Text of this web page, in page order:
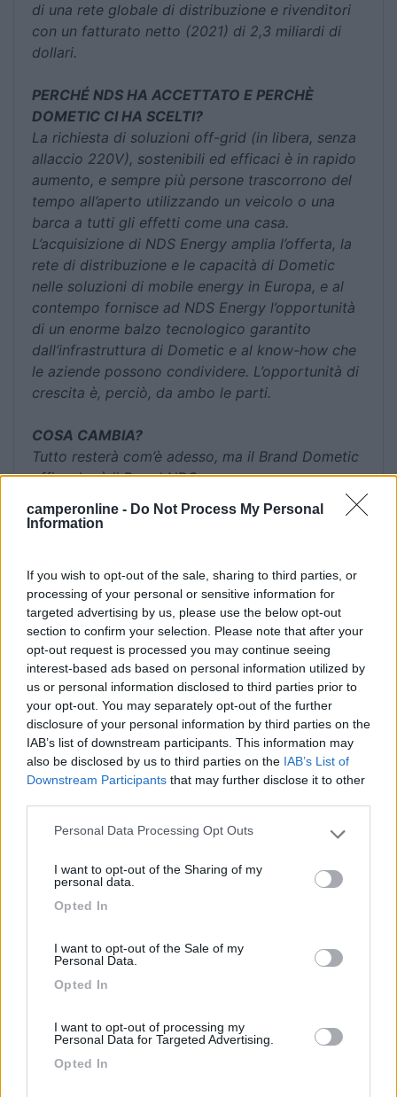
camperonline - Do Not Process My Personal
Information
If you wish to opt-out of the sale, sharing to third parties, or
processing of your personal or sensitive information for
targeted advertising by us, please use the below opt-out
section to confirm your selection. Please note that after your
opt-out request is processed you may continue seeing
interest-based ads based on personal information utilized by
us or personal information disclosed to third parties prior to
your opt-out. You may separately opt-out of the further
disclosure of your personal information by third parties on the
IAB’s list of downstream participants. This information may
also be disclosed by us to third parties on the IAB’s List of
Downstream Participants that may further disclose it to other
Please note that this website/app uses one or more Google
not limited to your visit or usage behaviour. You may click to
grant or deny consent to Google and its third-party tags to
use your data for below specified purposes in below Google
Personal Data Processing Opt Outs
I want to opt-out of the Sharing of my
personal data.
Opted In
I want to opt-out of the Sale of my
Personal Data.
Opted In
I want to opt-out of processing my
Personal Data for Targeted Advertising.
Opted In
di una rete globale di distribuzione e rivenditori
con un fatturato netto (2021) di 2,3 miliardi di
dollari.
PERCHÉ NDS HA ACCETTATO E PERCHÈ
DOMETIC CI HA SCELTI?
La richiesta di soluzioni off-grid (in libera, senza
allaccio 220V), sostenibili ed efficaci è in rapido
aumento, e sempre più persone trascorrono del
tempo all’aperto utilizzando un veicolo o una
barca a tutti gli effetti come una casa.
L’acquisizione di NDS Energy amplia l’offerta, la
rete di distribuzione e le capacità di Dometic
nelle soluzioni di mobile energy in Europa, e al
contempo fornisce ad NDS Energy l’opportunità
di un enorme balzo tecnologico garantito
dall’infrastruttura di Dometic e al know-how che
le aziende possono condividere. L’opportunità di
crescita è, perciò, da ambo le parti.
COSA CAMBIA?
Tutto resterà com’è adesso, ma il Brand Dometic
affiancherà il Brand NDS.
NDS Energy resta in Italia e tutti i servizi, cui i
nostri clienti sono abituati, restano immutati,
Il team di lavoro resta lo stesso.
Le rete commerciale resta la stessa (shop,
fornitori, agenti, ecc…).
La sede operativa resterà la stessa e nella
nostra sede sarà prodotta la Batteria
Tempra!
I servizi di assistenza restano gli stessi,
sempre in sede, sempre a Cappelle sul
Tavo. In caso di necessità con i prodotti
NDS tutto resta invariato.
centinaia di email e messaggi, che ci
inviate e a cui rispondiamo regolarmente,
così come il personale tecnico che
risponde alle vostre telefonate.
mondo e puntiamo a progetti più grandi.
scegliete ogni giorni, potrete apprezzare la
nostra scelta."